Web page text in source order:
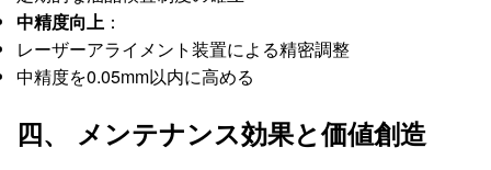
中精度向上 ：
レーザーアライメント装置による精密調整
中精度を0.05mm以内に高める
四、 メンテナンス効果と価値創造